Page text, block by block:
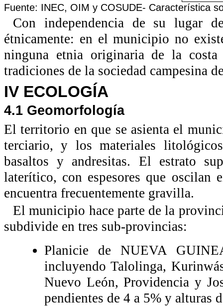
Fuente: INEC, OIM y COSUDE- Característica
Con independencia de su lugar
étnicamente: en el municipio no
ninguna etnia originaria de la
tradiciones de la sociedad campesina
IV ECOLOGÍA
4.1 Geomorfología
El territorio en que se asienta el
terciario, y los materiales
basaltos y andresitas. El estrato
laterítico, con espesores que oscilan
encuentra frecuentemente gravilla.
El municipio hace parte de la
subdivide en tres sub-provincias:
Planicie de NUEVA
incluyendo Talolinga,
Nuevo León, Providencia y
pendientes de 4 a 5% y alturas